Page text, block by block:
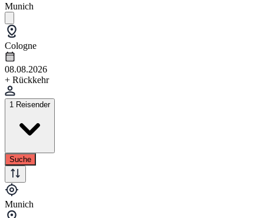
Munich
Cologne
08.08.2026
+ Rückkehr
1 Reisender
Suche
Munich